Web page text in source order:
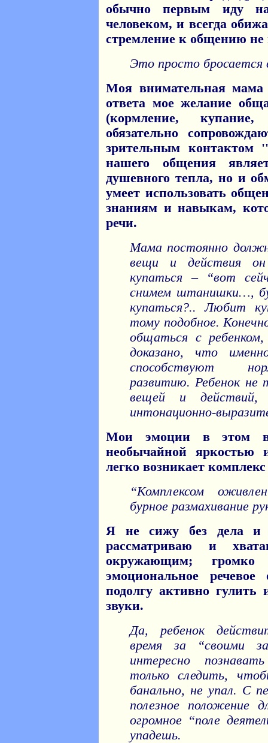
обычно первым иду
человеком, и всегда
стремление к общению не
Это просто бросается
Моя внимательная мама
ответа мое желание
(кормление,
обязательно
зрительным контактом
нашего общения
душевного тепла, но и
умеет использовать
знаниям и навыкам,
речи.
Мама постоянно
вещи и действия он
купаться – “вот
снимем штанишки…,
купаться?.. Любит
тому подобное.
общаться с
доказано, что
способствуют
развитию. Ребенок не
вещей и
интонационно-
Мои эмоции в этом
необычайной яркостью
легко возникает
“Комплексом
бурное размахивание
Я не сижу без дела и
рассматриваю и
окружающим;
эмоциональное
подолгу активно гулить
звуки.
Да, ребенок
время за “своими
интересно
только следить,
банально, не упал. С
полезное положение
огромное “поле
упадешь.